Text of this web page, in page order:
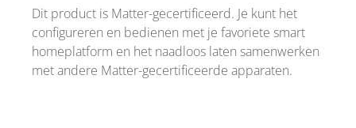
Dit product is Matter-gecertificeerd. Je kunt het
configureren en bedienen met je favoriete smart
homeplatform en het naadloos laten samenwerken
met andere Matter-gecertificeerde apparaten.